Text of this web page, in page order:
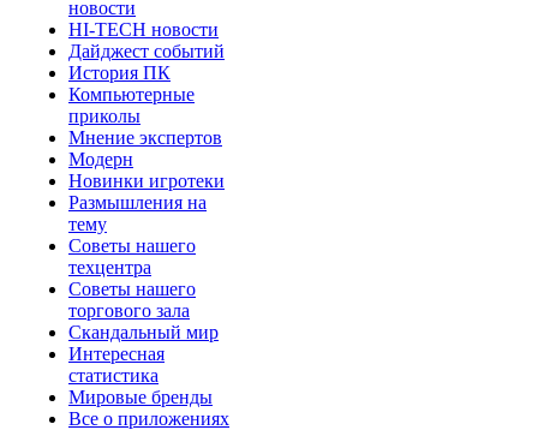
новости
HI-TECH новости
Дайджест событий
История ПК
Компьютерные
приколы
Мнение экспертов
Модерн
Новинки игротеки
Размышления на
тему
Советы нашего
техцентра
Советы нашего
торгового зала
Скандальный мир
Интересная
статистика
Мировые бренды
Все о приложениях